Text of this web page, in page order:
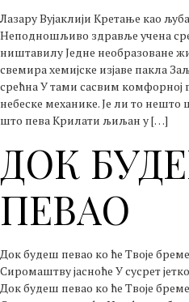
Лазару Вујаклији Кретање као
Неподношљиво здравље учена
ништавилу Једне необразоване
свемира хемијске изјаве пакла
срећна У тами сасвим комфорној
небеске механике. Је ли то
што пева Крилати љиљан у […]
ДОК
ПЕВАО
Док будеш певао ко ће Твоје
Сиромаштву јасноће У сусрет
Док будеш певао ко ће Твоје